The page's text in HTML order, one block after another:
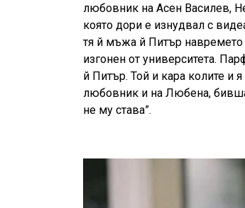
любовник на Асен Василев,
която дори е изнудвал с
тя й мъжа й Питър навремето
изгонен от университета.
й Питър. Той и кара колите и
любовник и на Любена, бивша
не му става”.